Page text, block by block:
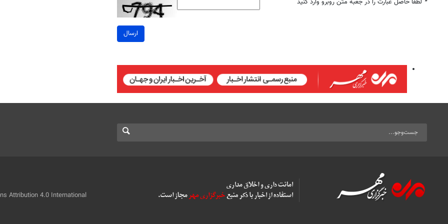
ارسال
Attribution 4.0 International